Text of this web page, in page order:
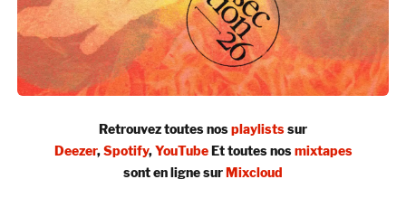
Retrouvez toutes nosplaylistssur
Deezer,Spotify,YouTubeEt toutes nosmixtapes
sont en ligne surMixcloud